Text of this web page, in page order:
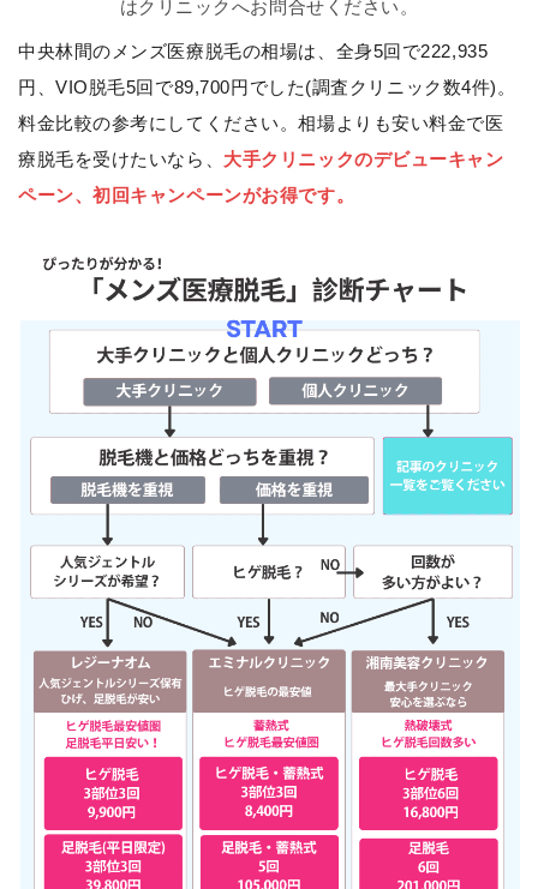
はクリニックへお問合せください。
中央林間のメンズ医療脱毛の相場は、全身5回で222,935
円、VIO脱毛5回で89,700円でした(調査クリニック数4件)。
料金比較の参考にしてください。相場よりも安い料金で医
療脱毛を受けたいなら、 大手クリニックのデビューキャン
ペーン、初回キャンペーンがお得です。